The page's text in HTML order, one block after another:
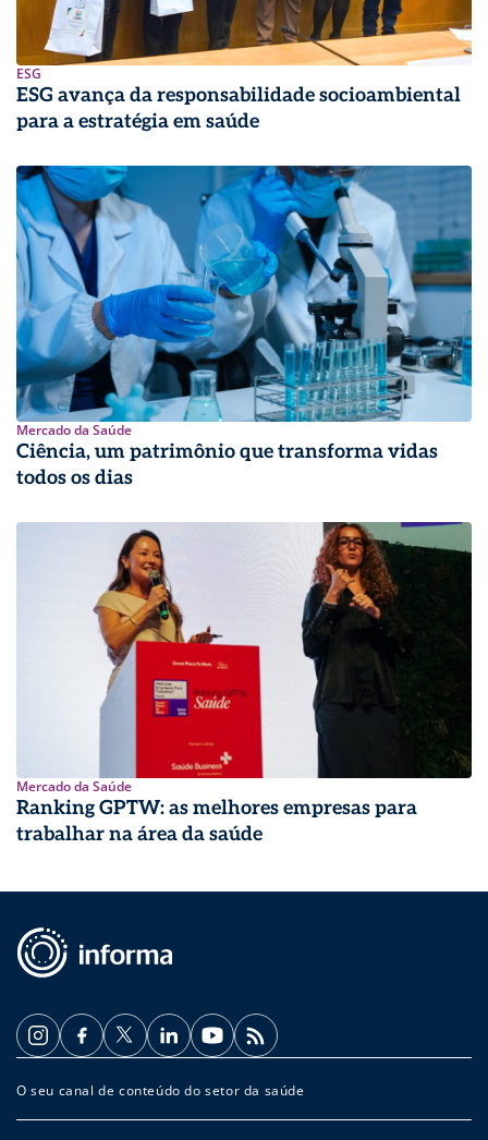
ESG
ESG avança da responsabilidade socioambiental
para a estratégia em saúde
Mercado da Saúde
Ciência, um patrimônio que transforma vidas
todos os dias
Mercado da Saúde
Ranking GPTW: as melhores empresas para
trabalhar na área da saúde
O seu canal de conteúdo do setor da saúde